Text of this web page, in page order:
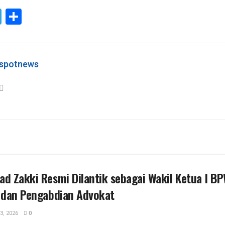
Telegram
Zakki Resmi Dilantik sebagai Wakil Ketua I
Pengabdian Advokat
2026 0